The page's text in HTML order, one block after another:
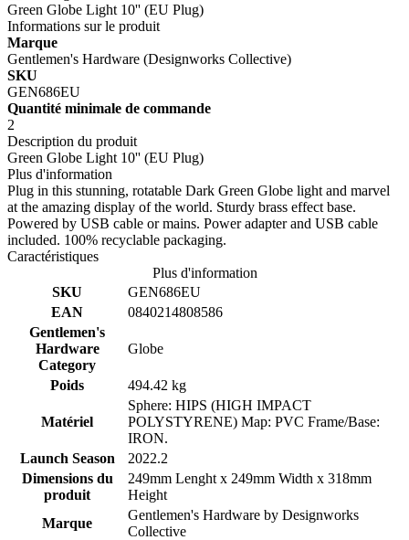
Green Globe Light 10'' (EU Plug)
Informations sur le produit
Marque
Gentlemen's Hardware (Designworks Collective)
SKU
GEN686EU
Quantité minimale de commande
2
Description du produit
Green Globe Light 10'' (EU Plug)
Plus d'information
Plug in this stunning, rotatable Dark Green Globe light and marvel
at the amazing display of the world. Sturdy brass effect base.
Powered by USB cable or mains. Power adapter and USB cable
included. 100% recyclable packaging.
Caractéristiques
Plus d'information
SKU
GEN686EU
EAN
0840214808586
Gentlemen's
Hardware
Category
Globe
Poids 494.42 kg
Matériel
Sphere: HIPS (HIGH IMPACT
POLYSTYRENE) Map: PVC Frame/Base:
IRON.
Launch Season
2022.2
Dimensions du
produit
249mm Lenght x 249mm Width x 318mm
Height
Marque
Gentlemen's Hardware by Designworks
Collective